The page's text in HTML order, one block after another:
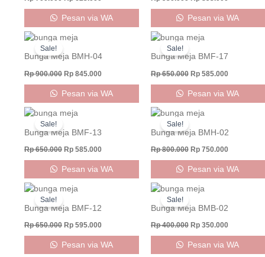
Pesan via WA Pesan via WA
Sale!
Bunga Meja BMH-04
Rp900.000
Original
price
was:
Rp 900.000.
Rp 845.000
Pesan via WA
Sale!
Bunga Meja BMF-17
Rp650.000
Original
price
was:
Rp 650.000.
Rp585.000
is:
Pesan via WA
Sale!
Bunga Meja BMF-13
Rp650.000
Original
price
was:
Rp 650.000.
Rp 585.000
Pesan via WA
Sale!
Bunga Meja BMH-02
Rp800.000
Original
price
was:
Rp 800.000.
Rp750.000
is:
Pesan via WA
Sale!
Bunga Meja BMF-12
Rp650.000
Original
price
was:
Rp 650.000.
Rp 595.000
Pesan via WA
Sale!
Bunga Meja BMB-02
Rp400.000
Original
price
was:
Rp 400.000.
Rp350.000
is:
Pesan via WA